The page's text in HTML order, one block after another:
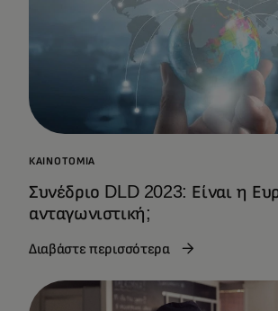
ΚΑΙΝΟΤΟΜΊΑ
Συνέδριο DLD 2023: Είναι η
ανταγωνιστική;
Διαβάστε περισσότερα